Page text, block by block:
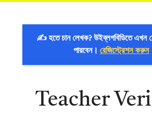
✍️ হতে চান লেখক? উইব্লগবিডিতে এখন
পারবেন। রেজিস্ট্রেশন করুন
Teacher